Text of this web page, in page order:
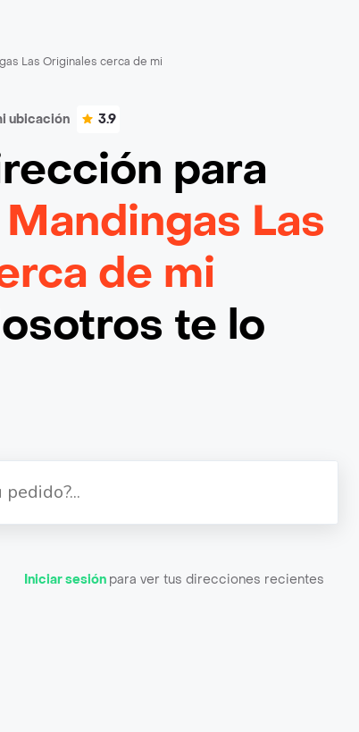
Las Originales cerca de mi
ubicación 3.9
para
Las
de mi
te lo
Iniciar sesión para ver tus direcciones recientes